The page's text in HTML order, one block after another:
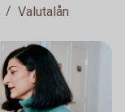
Valutalån